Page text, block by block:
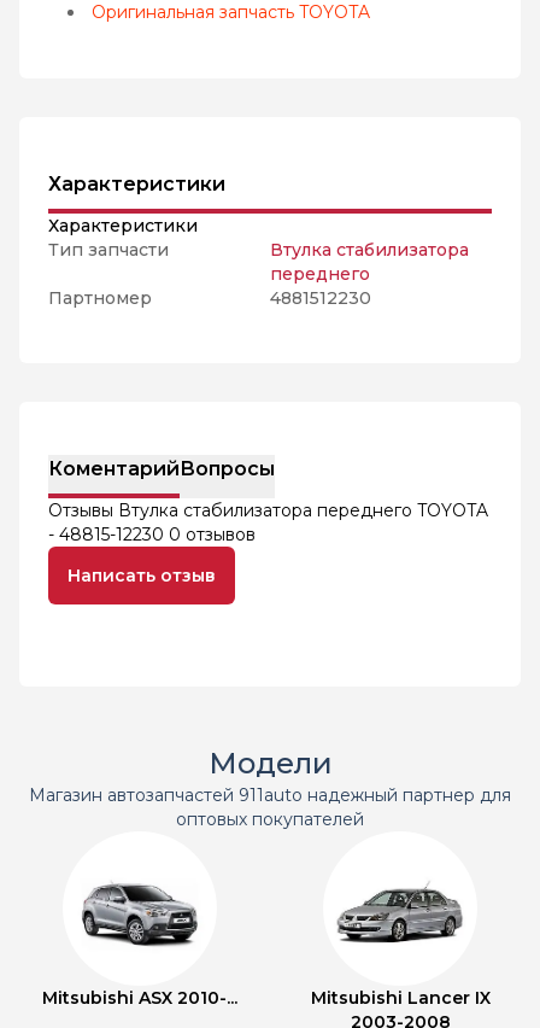
Оригинальная запчасть TOYOTA
Характеристики
Характеристики
Тип запчасти
Втулка стабилизатора
переднего
Партномер
4881512230
КоментарийВопросы
Отзывы Втулка стабилизатора переднего TOYOTA
- 48815-12230 0 отзывов
Написать отзыв
Модели
Магазин автозапчастей 911auto надежный партнер для
оптовых покупателей
Mitsubishi ASX 2010-...
Mitsubishi Lancer IX
2003-2008